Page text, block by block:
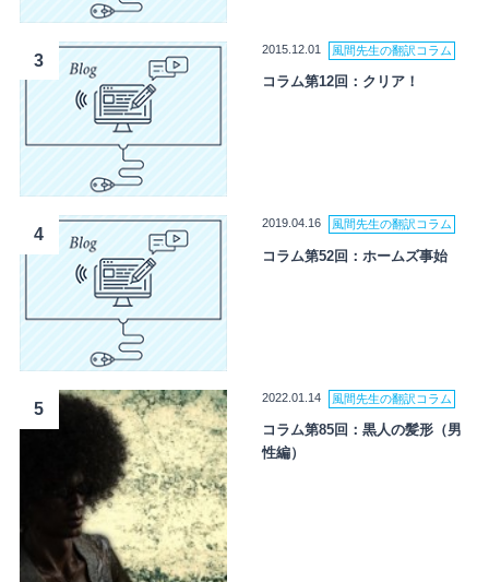
3
2015.12.01 風間先生の翻訳コラム
コラム第12回：クリア！
4
2019.04.16 風間先生の翻訳コラム
コラム第52回：ホームズ事始
5
2022.01.14 風間先生の翻訳コラム
コラム第85回：黒人の髪形（男
性編）